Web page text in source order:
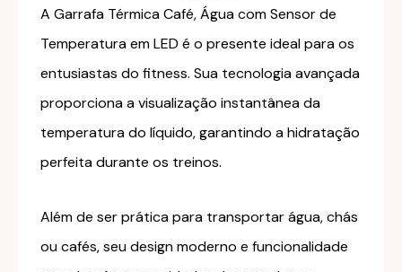
A Garrafa Térmica Café, Água com Sensor de
Temperatura em LED é o presente ideal para os
entusiastas do fitness. Sua tecnologia avançada
proporciona a visualização instantânea da
temperatura do líquido, garantindo a hidratação
perfeita durante os treinos.
Além de ser prática para transportar água, chás
ou cafés, seu design moderno e funcionalidade